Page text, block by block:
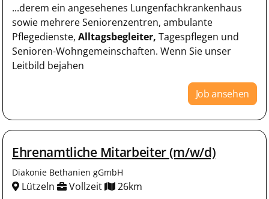
...derem ein angesehenes Lungenfachkrankenhaus
sowie mehrere Seniorenzentren, ambulante
Pflegedienste, Alltagsbegleiter, Tagespflegen und
Senioren-Wohngemeinschaften. Wenn Sie unser
Leitbild bejahen
Job ansehen
Ehrenamtliche Mitarbeiter (m/w/d)
Diakonie Bethanien gGmbH
Lützeln Vollzeit 26km